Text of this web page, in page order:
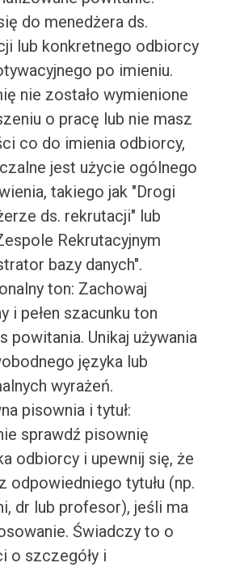
do menedżera ds.
lub konkretnego odbiorcy
po imieniu.
nie zostało wymienione
o pracę lub nie masz
co do imienia odbiorcy,
jest użycie ogólnego
takiego jak "Drogi
ds. rekrutacji" lub
Rekrutacyjnym
bazy danych".
ton: Zachowaj
i pełen szacunku ton
powitania. Unikaj używania
języka lub
wyrażeń.
pisownia i tytuł:
sprawdź pisownię
odbiorcy i upewnij się, że
odpowiedniego tytułu (np.
dr lub profesor), jeśli ma
Świadczy to o
o szczegóły i